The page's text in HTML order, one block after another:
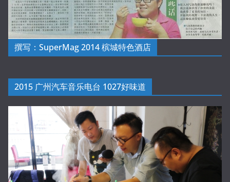
撰写：SuperMag 2014 槟城特色酒店
2015 广州汽车音乐电台 1027好味道